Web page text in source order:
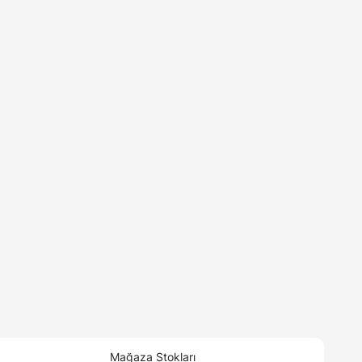
Mağaza Stokları